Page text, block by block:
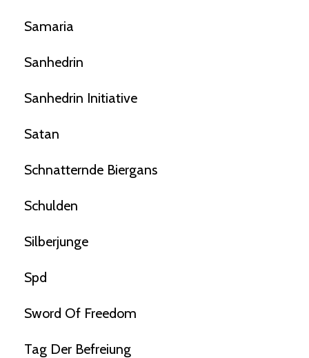
Samaria
Sanhedrin
Sanhedrin Initiative
Satan
Schnatternde Biergans
Schulden
Silberjunge
Spd
Sword Of Freedom
Tag Der Befreiung